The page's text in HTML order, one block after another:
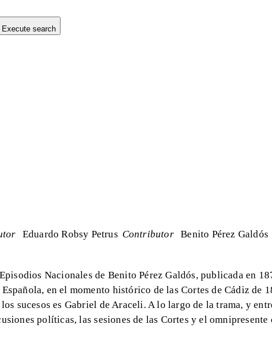
Execute search
Eduardo Robsy Petrus Contributor Benito Pérez Galdós
Nacionales de Benito Pérez Galdós, publicada en
en el momento histórico de las Cortes de Cádiz de
sucesos es Gabriel de Araceli. A lo largo de la trama, y
políticas, las sesiones de las Cortes y el